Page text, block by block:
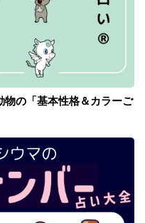
物の「基本性格＆カラーご